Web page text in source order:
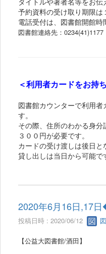
予約資料の受け取り期限は
電話受付は、図書館開館時
図書館連絡先：0234(41)1177
＜利用者カードをお持
図書館カウンターで利用
す。
その際、住所のわかる身
３００円が必要です。
カードの受け渡しは後日と
貸し出しは当日から可能で
2020年6月16日,17
投稿日時 : 2020/06/12
【公益大図書館/酒田】